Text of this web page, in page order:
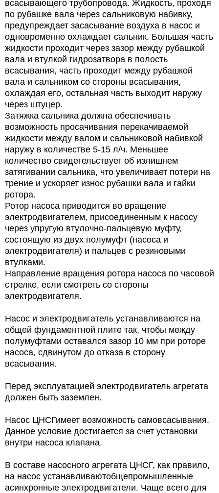
всасывающего трубопровода. Жидкость, проходя
по рубашке вала через сальниковую набивку,
предупреждает засасывание воздуха в насос и
одновременно охлаждает сальник. Большая часть
жидкости проходит через зазор между рубашкой
вала и втулкой гидрозатвора в полость
всасывания, часть проходит между рубашкой
вала и сальником со стороны всасывания,
охлаждая его, остальная часть выходит наружу
через штуцер.
Затяжка сальника должна обеспечивать
возможность просачивания перекачиваемой
жидкости между валом и сальниковой набивкой
наружу в количестве 5-15 л/ч. Меньшее
количество свидетельствует об излишнем
затягивании сальника, что увеличивает потери на
трение и ускоряет износ рубашки вала и гайки
ротора.
Ротор насоса приводится во вращение
электродвигателем, присоединенным к насосу
через упругую втулочно-пальцевую муфту,
состоящую из двух полумуфт (насоса и
электродвигателя) и пальцев с резиновыми
втулками.
Направление вращения ротора насоса по часовой
стрелке, если смотреть со стороны
электродвигателя.
Насос и электродвигатель устанавливаются на
общей фундаментной плите так, чтобы между
полумуфтами оставался зазор 10 мм при роторе
насоса, сдвинутом до отказа в сторону
всасывания.
Перед эксплуатацией электродвигатель агрегата
должен быть заземлен.
Насос ЦНСГимеет возможность самовсасывания.
Данное условие достигается за счет установки
внутри насоса клапана.
В составе насосного агрегата ЦНСГ, как правило,
на насос устанавливаютобщепромышленные
асинхронные электродвигатели. Чаще всего для